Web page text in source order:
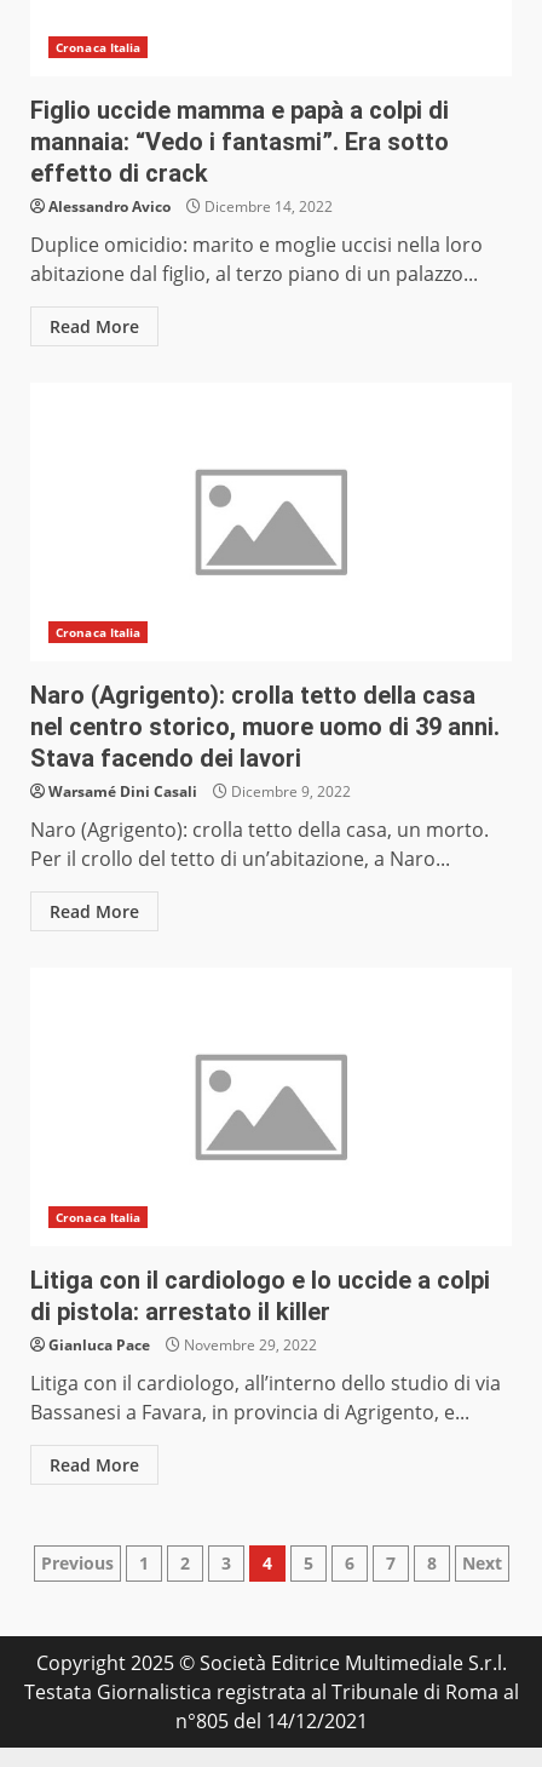
Cronaca Italia
Figlio uccide mamma e papà a colpi di
mannaia: “Vedo i fantasmi”. Era sotto
effetto di crack
Alessandro Avico Dicembre 14, 2022
Duplice omicidio: marito e moglie uccisi nella loro
abitazione dal figlio, al terzo piano di un palazzo...
Read More
Cronaca Italia
Naro (Agrigento): crolla tetto della casa
nel centro storico, muore uomo di 39 anni.
Stava facendo dei lavori
Warsamé Dini Casali Dicembre 9, 2022
Naro (Agrigento): crolla tetto della casa, un morto.
Per il crollo del tetto di un’abitazione, a Naro...
Read More
Cronaca Italia
Litiga con il cardiologo e lo uccide a colpi
di pistola: arrestato il killer
Gianluca Pace Novembre 29, 2022
Litiga con il cardiologo, all’interno dello studio di via
Bassanesi a Favara, in provincia di Agrigento, e...
Read More
Paginazione
articoli
Previous 1 2 3 4 5 6 7 8 Next
Copyright 2025 © Società Editrice Multimediale S.r.l.
Testata Giornalistica registrata al Tribunale di Roma al
n°805 del 14/12/2021